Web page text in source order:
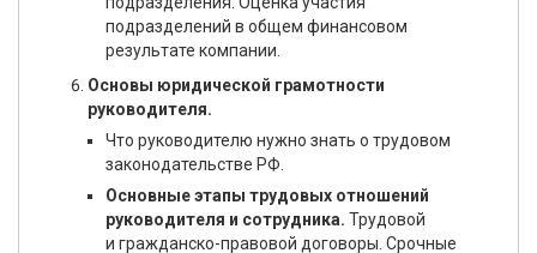
подразделений в общем финансовом
результате компании.
Основы юридической грамотности
руководителя.
Что руководителю нужно знать о трудовом
законодательстве РФ.
Основные этапы трудовых отношений
руководителя и сотрудника. Трудовой
и гражданско-правовой договоры. Срочные